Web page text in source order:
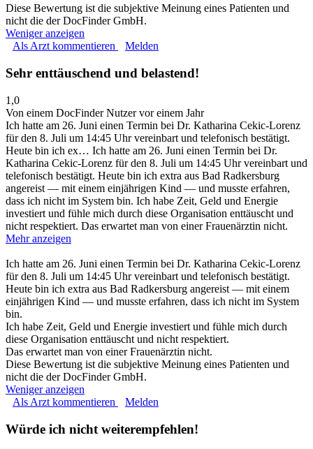
Diese Bewertung ist die subjektive Meinung eines Patienten und
nicht die der DocFinder GmbH.
Weniger anzeigen
Als Arzt kommentieren
Melden
Sehr enttäuschend und belastend!
1,0
Von einem DocFinder Nutzervor einem Jahr
Ich hatte am 26. Juni einen Termin bei Dr. Katharina Cekic‑Lorenz
für den 8. Juli um 14:45 Uhr vereinbart und telefonisch bestätigt.
Heute bin ich ex… Ich hatte am 26. Juni einen Termin bei Dr.
Katharina Cekic‑Lorenz für den 8. Juli um 14:45 Uhr vereinbart und
telefonisch bestätigt. Heute bin ich extra aus Bad Radkersburg
angereist — mit einem einjährigen Kind — und musste erfahren,
dass ich nicht im System bin. Ich habe Zeit, Geld und Energie
investiert und fühle mich durch diese Organisation enttäuscht und
nicht respektiert. Das erwartet man von einer Frauenärztin nicht.
Mehr anzeigen
Ich hatte am 26. Juni einen Termin bei Dr. Katharina Cekic‑Lorenz
für den 8. Juli um 14:45 Uhr vereinbart und telefonisch bestätigt.
Heute bin ich extra aus Bad Radkersburg angereist — mit einem
einjährigen Kind — und musste erfahren, dass ich nicht im System
bin.
Ich habe Zeit, Geld und Energie investiert und fühle mich durch
diese Organisation enttäuscht und nicht respektiert.
Das erwartet man von einer Frauenärztin nicht.
Diese Bewertung ist die subjektive Meinung eines Patienten und
nicht die der DocFinder GmbH.
Weniger anzeigen
Als Arzt kommentieren
Melden
Würde ich nicht weiterempfehlen!